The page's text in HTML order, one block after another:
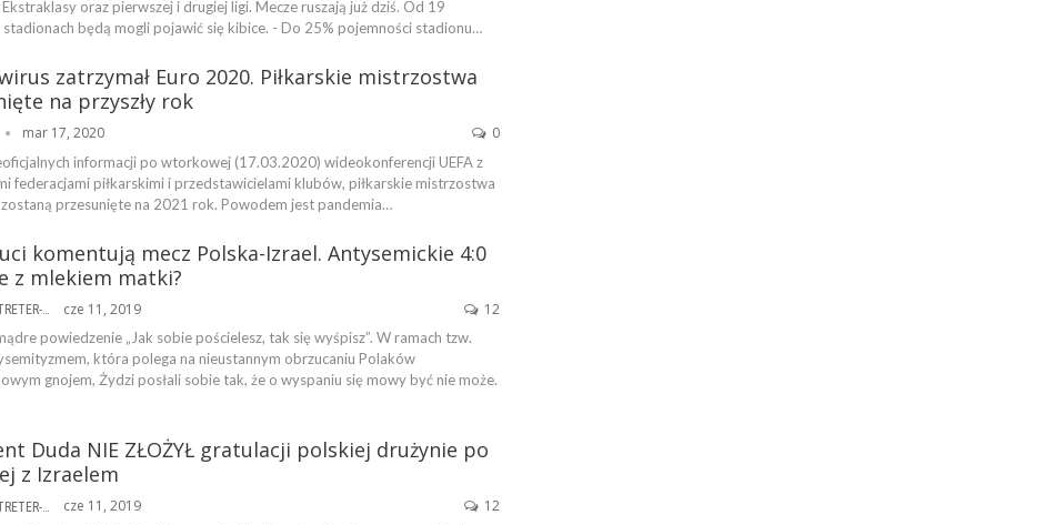
Ekstraklasy oraz pierwszej i drugiej ligi. Mecze ruszają już dziś. Od 19
stadionach będą mogli pojawić się kibice. - Do 25% pojemności stadionu…
zatrzymał Euro 2020. Piłkarskie mistrzostwa
na przyszły rok
mar 17, 2020 0
informacji po wtorkowej (17.03.2020) wideokonferencji UEFA z
federacjami piłkarskimi i przedstawicielami klubów, piłkarskie mistrzostwa
przesunięte na 2021 rok. Powodem jest pandemia…
komentują mecz Polska-Izrael. Antysemickie 4:0
z mlekiem matki?
KATARZYNA TRETER-SIERPIŃSKA cze 11, 2019 12
powiedzenie „Jak sobie pościelesz, tak się wyśpisz”. W ramach tzw.
która polega na nieustannym obrzucaniu Polaków
gnojem, Żydzi posłali sobie tak, że o wyspaniu się mowy być nie może.
Duda NIE ZŁOŻYŁ gratulacji polskiej drużynie po
z Izraelem
KATARZYNA TRETER-SIERPIŃSKA cze 11, 2019 12